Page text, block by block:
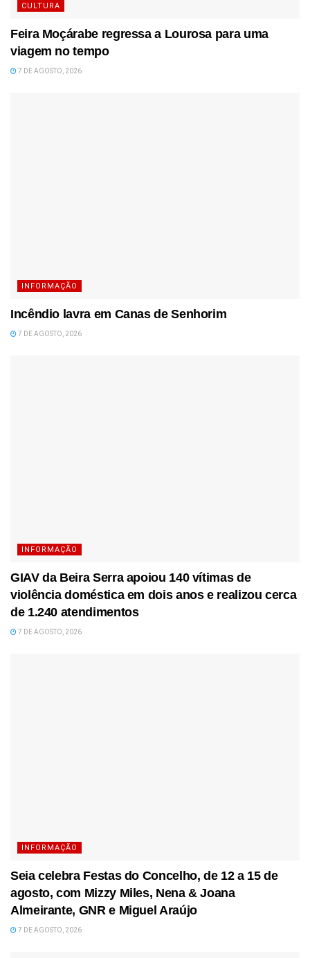
CULTURA
Feira Moçárabe regressa a Lourosa para uma
viagem no tempo
7 DE AGOSTO, 2026
INFORMAÇÃO
Incêndio lavra em Canas de Senhorim
7 DE AGOSTO, 2026
INFORMAÇÃO
GIAV da Beira Serra apoiou 140 vítimas de
violência doméstica em dois anos e realizou cerca
de 1.240 atendimentos
7 DE AGOSTO, 2026
INFORMAÇÃO
Seia celebra Festas do Concelho, de 12 a 15 de
agosto, com Mizzy Miles, Nena & Joana
Almeirante, GNR e Miguel Araújo
7 DE AGOSTO, 2026